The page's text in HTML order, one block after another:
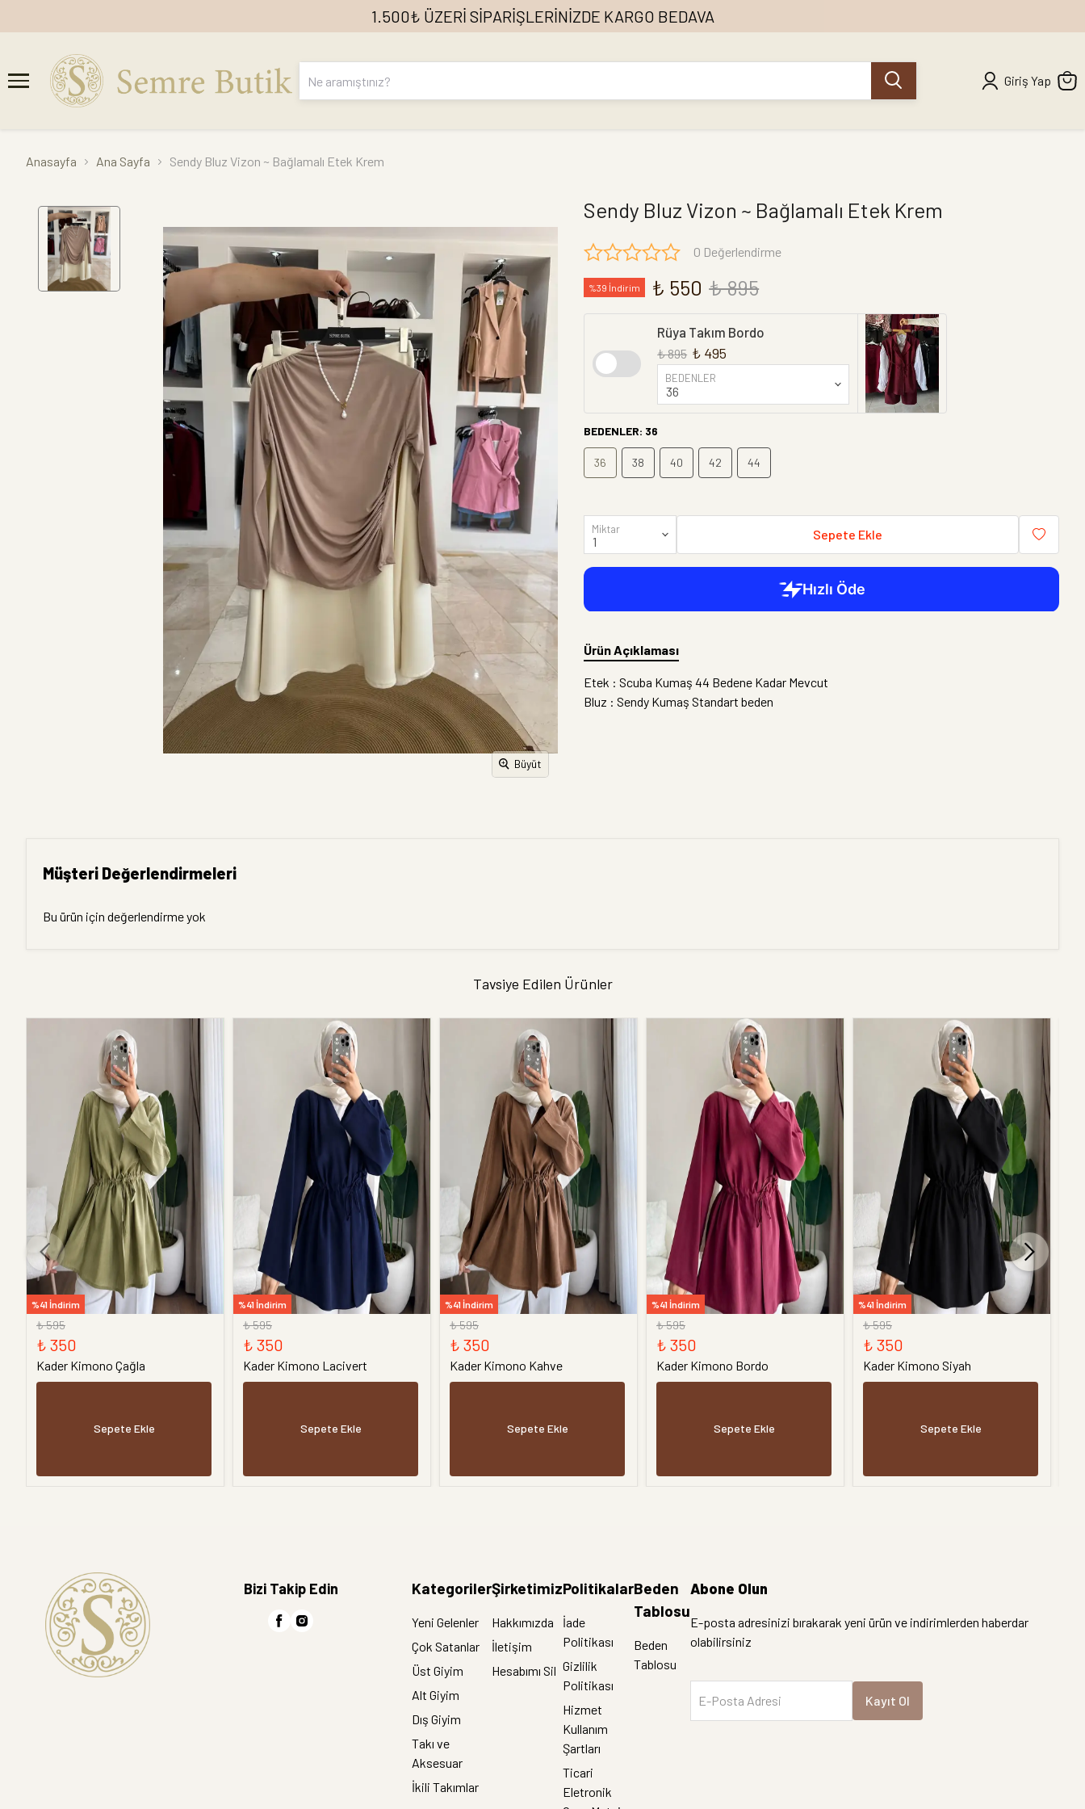
1.500₺ ÜZERİ SİPARİŞLERİNİZDE KARGO BEDAVA
Giriş Yap
Anasayfa Ana Sayfa Sendy Bluz Vizon ~ Bağlamalı Etek Krem
Büyüt
Sendy Bluz Vizon ~ Bağlamalı Etek Krem
0 Değerlendirme
%39 İndirim ₺ 550 ₺ 895
Rüya Takım Bordo
₺ 895 ₺ 495
BEDENLER
BEDENLER: 36
36 38 40 42 44
Miktar Sepete Ekle
Ürün Açıklaması
Etek : Scuba Kumaş 44 Bedene Kadar Mevcut
Bluz : Sendy Kumaş Standart beden
Müşteri Değerlendirmeleri
Bu ürün için değerlendirme yok
Tavsiye Edilen Ürünler
%41 İndirim
₺ 595
₺ 350
Kader Kimono Çağla
Sepete Ekle
%41 İndirim
₺ 595
₺ 350
Kader Kimono Lacivert
Sepete Ekle
%41 İndirim
₺ 595
₺ 350
Kader Kimono Kahve
Sepete Ekle
%41 İndirim
₺ 595
₺ 350
Kader Kimono Bordo
Sepete Ekle
%41 İndirim
₺ 595
₺ 350
Kader Kimono Siyah
Sepete Ekle
Bizi Takip Edin Kategoriler
Yeni Gelenler
Çok Satanlar
Üst Giyim
Alt Giyim
Dış Giyim
Takı ve
Aksesuar
İkili Takımlar
Şirketimiz
Hakkımızda
İletişim
Hesabımı Sil
Politikalar
İade
Politikası
Gizlilik
Politikası
Hizmet
Kullanım
Şartları
Ticari
Eletronik
Beden
Tablosu
Beden
Tablosu
Abone Olun
E-posta adresinizi bırakarak yeni ürün ve indirimlerden haberdar
olabilirsiniz
E-Posta Adresi Kayıt Ol